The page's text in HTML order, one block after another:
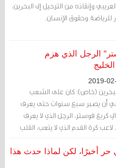
وإنقاذه من الترحيل إلى البحرين،
للرياضة وحقوق الإنسان.
الرجل الذي هزم
(خاص): كان على الشعب
أن يصبر سبع سنوات حتى يعرف
كريغ فوستر، الرجل الذي لا يعرف
لاعب كرة القدم الذي لا يتعب، القلب
والإرادة الصلبة.
أخيرًا، لكن لماذا حدث هذا